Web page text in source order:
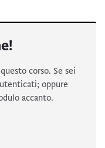
corso. Se sei
oppure
accanto.